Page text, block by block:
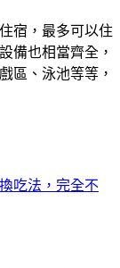
宿，最多可以住
備也相當齊全，
區、泳池等等，
吃法，完全不